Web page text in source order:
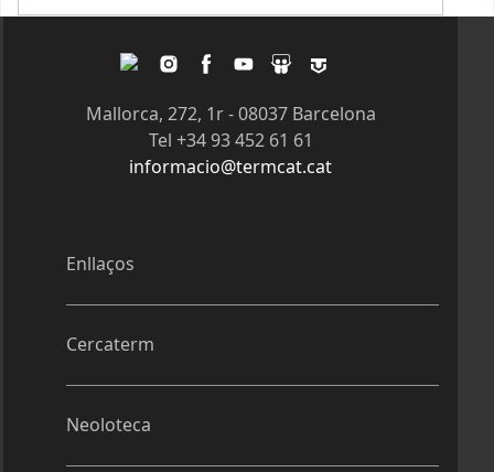
Enllaços
Cercaterm
Neoloteca
Mallorca, 272, 1r - 08037 Barcelona
Tel +34 93 452 61 61
informacio@termcat.cat